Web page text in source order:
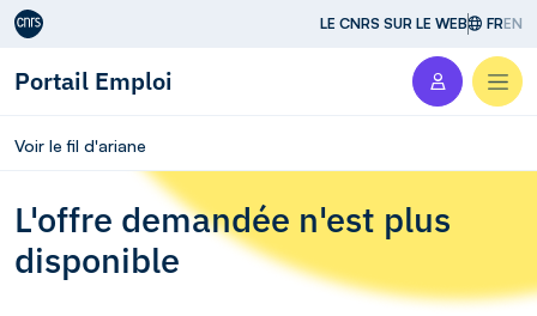
Aller au contenu LE CNRS SUR LE WEB FREN
Portail Emploi
Voir le fil d'ariane
L'offre demandée n'est plus
disponible